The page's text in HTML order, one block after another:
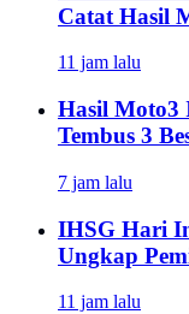
Catat Hasil
11 jam lalu
Hasil Moto3
Tembus 3
7 jam lalu
IHSG Hari
Ungkap
11 jam lalu